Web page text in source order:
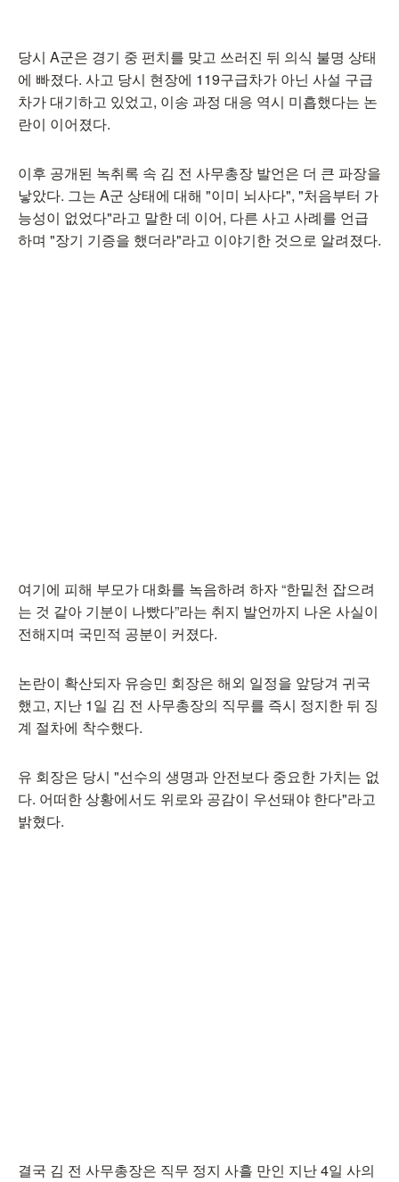
당시 A군은 경기 중 펀치를 맞고 쓰러진 뒤 의식 불명 상태
에 빠졌다. 사고 당시 현장에 119구급차가 아닌 사설 구급
차가 대기하고 있었고, 이송 과정 대응 역시 미흡했다는 논
란이 이어졌다.
이후 공개된 녹취록 속 김 전 사무총장 발언은 더 큰 파장을
낳았다. 그는 A군 상태에 대해 "이미 뇌사다", "처음부터 가
능성이 없었다"라고 말한 데 이어, 다른 사고 사례를 언급
하며 "장기 기증을 했더라"라고 이야기한 것으로 알려졌다.
여기에 피해 부모가 대화를 녹음하려 하자 “한밑천 잡으려
는 것 같아 기분이 나빴다”라는 취지 발언까지 나온 사실이
전해지며 국민적 공분이 커졌다.
논란이 확산되자 유승민 회장은 해외 일정을 앞당겨 귀국
했고, 지난 1일 김 전 사무총장의 직무를 즉시 정지한 뒤 징
계 절차에 착수했다.
유 회장은 당시 "선수의 생명과 안전보다 중요한 가치는 없
다. 어떠한 상황에서도 위로와 공감이 우선돼야 한다"라고
밝혔다.
결국 김 전 사무총장은 직무 정지 사흘 만인 지난 4일 사의